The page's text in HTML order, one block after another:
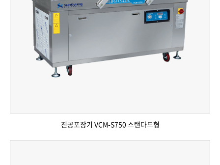
진공포장기 VCM-S750 스탠다드형